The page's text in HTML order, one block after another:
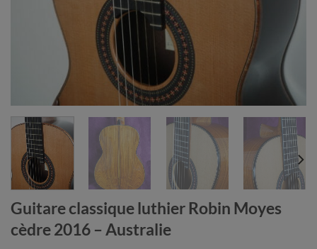
Guitare classique luthier Robin Moyes
cèdre 2016 – Australie